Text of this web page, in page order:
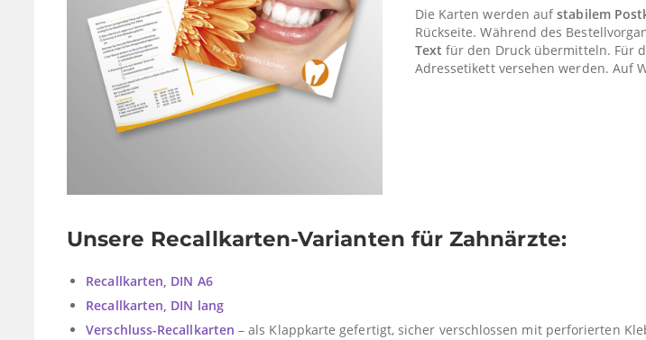
Die Karten werden aufstabilem
Rückseite. Während des
Text für den Druck übermitteln. Für
Adressetikett versehen werden. Auf
Unsere Recallkarten-Varianten für Zahnärzte:
Recallkarten, DIN A6
Recallkarten, DIN lang
Verschluss-Recallkarten – als Klappkarte gefertigt, sicher verschlossen mit perforierten